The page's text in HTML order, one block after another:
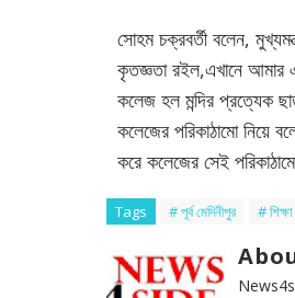
সোহম চক্রবর্তী বলেন,
কৃতজ্ঞতা রইল,এখানে আমার
কলেজ হল মন্দির প্রত্যেক
কলেজের পরিকাঠামো নিয়ে
করে কলেজের সেই
Tags # পূর্ব মেদিনীপুর # শিক্ষা